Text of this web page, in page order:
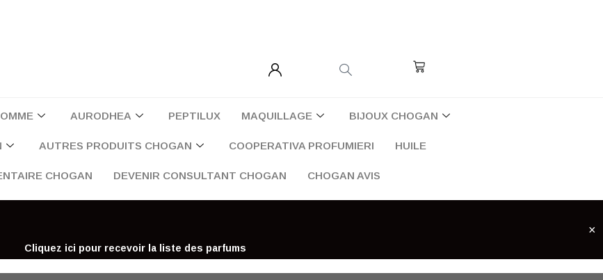
Cart
AURODHEA PEPTILUX MAQUILLAGE BIJOUX CHOGAN
AUTRES PRODUITS CHOGAN COOPERATIVA PROFUMIERI HUILE
CHOGAN DEVENIR CONSULTANT CHOGAN CHOGAN AVIS
Cliquez ici pour recevoir la liste des parfums
×